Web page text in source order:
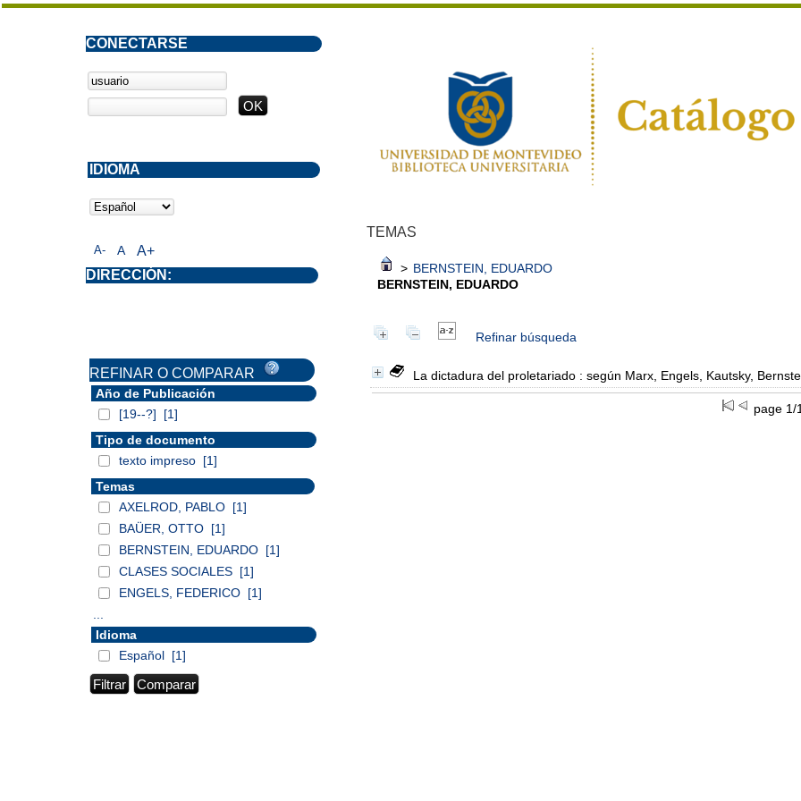
TEMAS
> BERNSTEIN, EDUARDO
BERNSTEIN, EDUARDO
Refinar búsqueda
La dictadura del proletariado : según Marx, Engels, Kautsky,
page
A- A A+
CONECTARSE
DIRECCIÓN:
IDIOMA
REFINAR O COMPARAR
Año de Publicación
[19--?]
[1]
Tipo de documento
texto impreso [1]
Temas
AXELROD, PABLO [1]
BAÜER, OTTO [1]
BERNSTEIN, EDUARDO [1]
CLASES SOCIALES [1]
ENGELS, FEDERICO [1]
Idioma
Español [1]